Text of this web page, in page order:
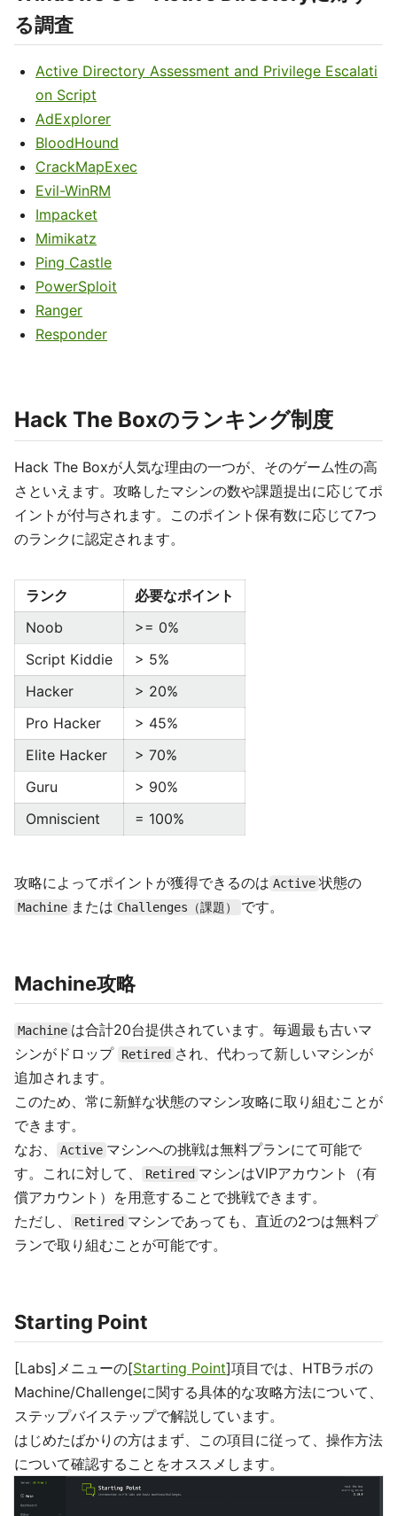
る調査
Active Directory Assessment and Privilege Escalati
on Script
AdExplorer
BloodHound
CrackMapExec
Evil-WinRM
Impacket
Mimikatz
Ping Castle
PowerSploit
Ranger
Responder
Hack The Boxのランキング制度
Hack The Boxが人気な理由の一つが、そのゲーム性の高
さといえます。攻略したマシンの数や課題提出に応じてポ
イントが付与されます。このポイント保有数に応じて7つ
のランクに認定されます。
ランク
必要なポイント
Noob
>= 0%
Script Kiddie
> 5%
Hacker
> 20%
Pro Hacker
> 45%
Elite Hacker
> 70%
Guru
> 90%
Omniscient
= 100%
攻略によってポイントが獲得できるのは Active 状態の
Machine または Challenges（課題） です。
Machine攻略
Machine は合計20台提供されています。毎週最も古いマ
シンがドロップ Retired され、代わって新しいマシンが
追加されます。
このため、常に新鮮な状態のマシン攻略に取り組むことが
できます。
なお、
Active マシンへの挑戦は無料プランにて可能で
す。これに対して、
Retired マシンはVIPアカウント（有
償アカウント）を用意することで挑戦できます。
ただし、
Retired マシンであっても、直近の2つは無料プ
ランで取り組むことが可能です。
Starting Point
[Labs]メニューの[Starting Point]項目では、HTBラボの
Machine/Challengeに関する具体的な攻略方法について、
ステップバイステップで解説しています。
はじめたばかりの方はまず、この項目に従って、操作方法
について確認することをオススメします。